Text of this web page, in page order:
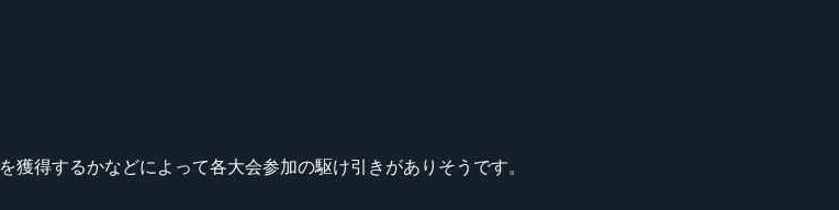
得するかなどによって各大会参加の駆け引きがありそうです。